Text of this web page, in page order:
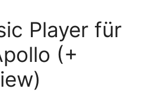
Player für
(+